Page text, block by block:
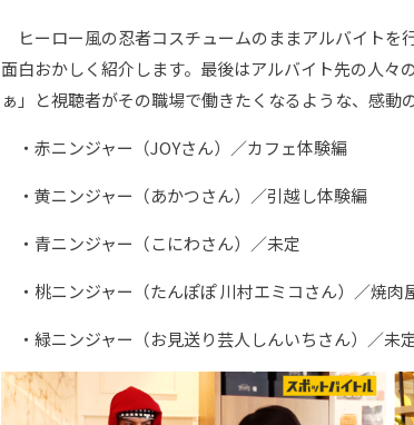
ヒーロー風の忍者コスチュームのままアルバイトを
面白おかしく紹介します。最後はアルバイト先の人々
ぁ」と視聴者がその職場で働きたくなるような、感動
・赤ニンジャー（JOYさん）／カフェ体験編
・黄ニンジャー（あかつさん）／引越し体験編
・青ニンジャー（こにわさん）／未定
・桃ニンジャー（たんぽぽ 川村エミコさん）／焼肉
・緑ニンジャー（お見送り芸人しんいちさん）／未